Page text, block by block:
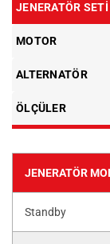
JENERATÖR SETI
MOTOR
ALTERNATÖR
ÖLÇÜLER
JENERATÖR
Standby